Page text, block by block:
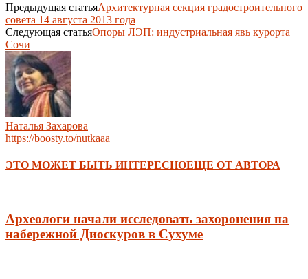
Предыдущая статьяАрхитектурная секция градостроительного
совета 14 августа 2013 года
Следующая статьяОпоры ЛЭП: индустриальная явь курорта
Сочи
Наталья Захарова
https://boosty.to/nutkaaa
ЭТО МОЖЕТ БЫТЬ ИНТЕРЕСНОЕЩЕ ОТ АВТОРА
Археологи начали исследовать захоронения на
набережной Диоскуров в Сухуме